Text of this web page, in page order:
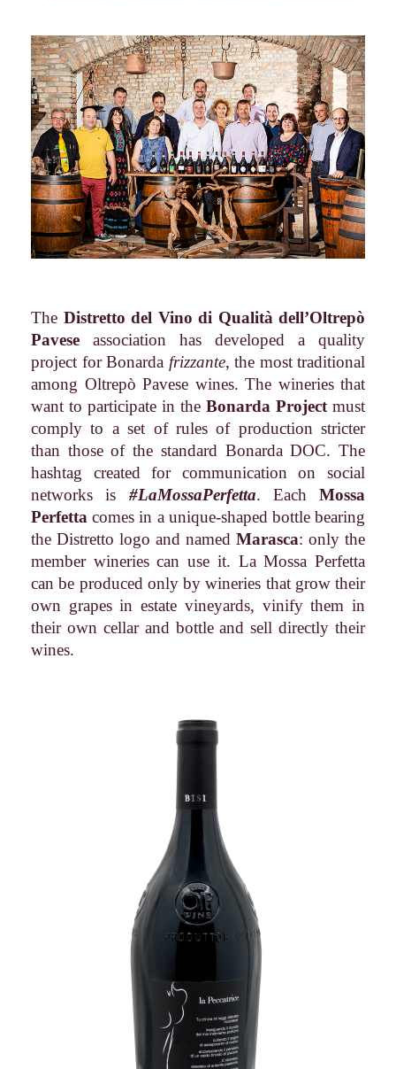
The Distretto del Vino di Qualità dell’Oltrepò
Pavese association has developed a quality
project for Bonarda frizzante, the most traditional
among Oltrepò Pavese wines. The wineries that
want to participate in the Bonarda Project must
comply to a set of rules of production stricter
than those of the standard Bonarda DOC. The
hashtag created for communication on social
networks is #LaMossaPerfetta. Each Mossa
Perfetta comes in a unique-shaped bottle bearing
the Distretto logo and named Marasca: only the
member wineries can use it. La Mossa Perfetta
can be produced only by wineries that grow their
own grapes in estate vineyards, vinify them in
their own cellar and bottle and sell directly their
wines.